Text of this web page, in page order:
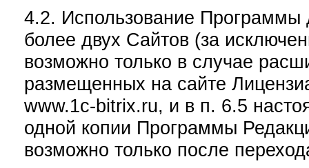
4.2. Использование Программы
более двух Сайтов (за
возможно только в случае
размещенных на сайте
www.1c-bitrix.ru, и в п. 6.5
одной копии Программы
возможно только после